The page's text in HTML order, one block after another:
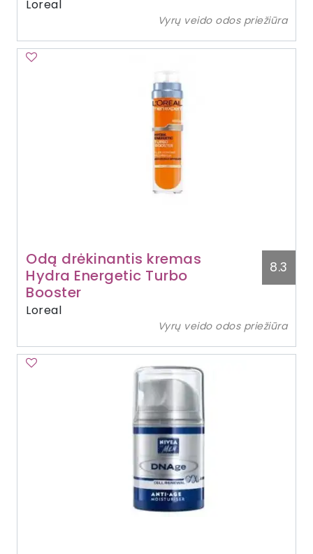
Loreal
Vyrų veido odos priežiūra
Odą drėkinantis kremas
Hydra Energetic Turbo
Booster
Loreal
8.3
Vyrų veido odos priežiūra